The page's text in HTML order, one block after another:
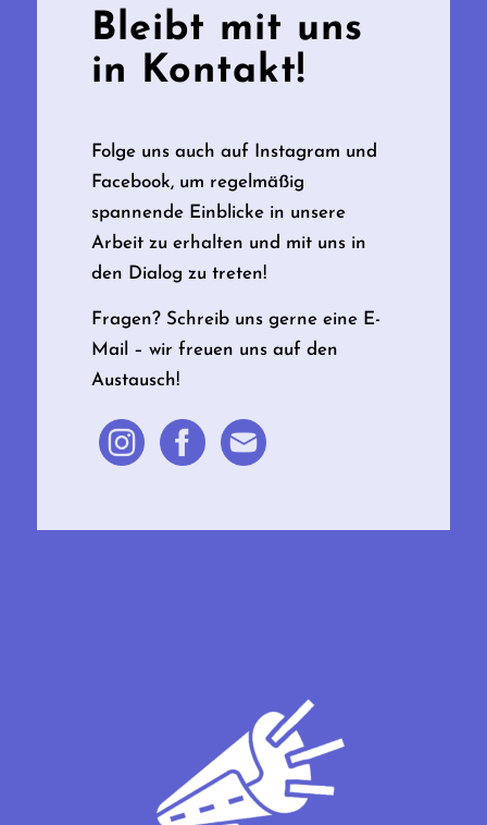
Bleibt mit uns
in Kontakt!
Folge uns auch auf Instagram und
Facebook, um regelmäßig
spannende Einblicke in unsere
Arbeit zu erhalten und mit uns in
den Dialog zu treten!
Fragen? Schreib uns gerne eine E-
Mail – wir freuen uns auf den
Austausch!